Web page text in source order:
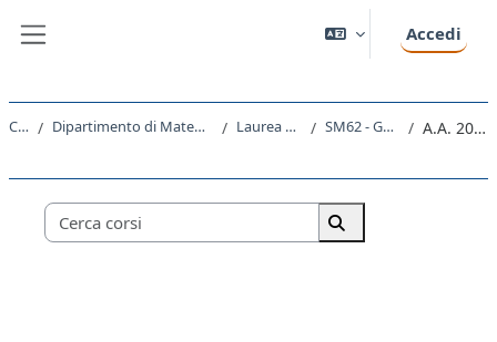
Accedi
Corsi Dipartimento di Matematica e Geoscienze Laurea Magistrale SM62 - GEOSCIENZE A.A. 2015 - 2016
Categorie di corso
Cerca corsi
Cerca corsi